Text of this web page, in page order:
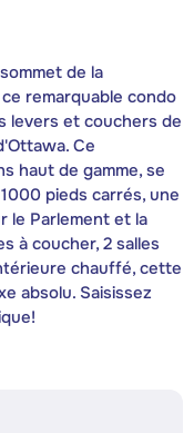
de la
remarquable condo
levers et couchers de
Ce
haut de gamme, se
pieds carrés, une
le Parlement et la
à coucher, 2 salles
chauffé, cette
absolu. Saisissez